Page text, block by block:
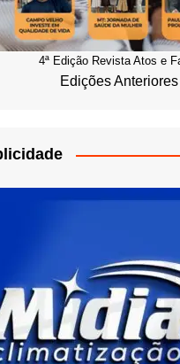
4ª Edição Revista Atos e
Edições Anteriores